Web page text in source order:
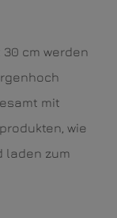
cm werden
mit
wie
laden zum